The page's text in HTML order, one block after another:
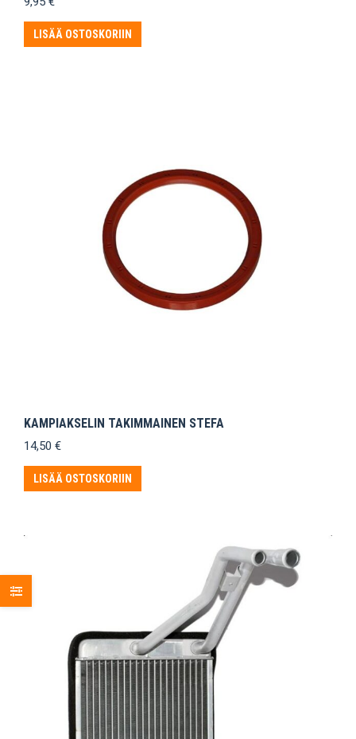
LISÄÄ OSTOSKORIIN
KAMPIAKSELIN TAKIMMAINEN STEFA
14,50 €
LISÄÄ OSTOSKORIIN